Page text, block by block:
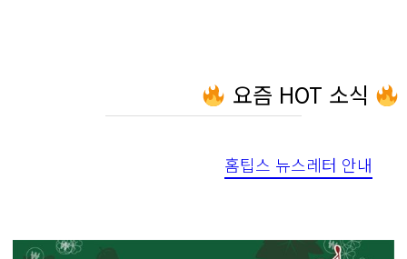
요즘 HOT 소식
홈팁스 뉴스레터 안내